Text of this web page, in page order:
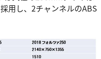
用し、2チャンネルのABS